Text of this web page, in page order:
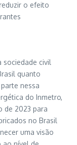
o efeito
sociedade civil
quanto
nessa
do Inmetro,
de 2023 para
no Brasil
uma visão